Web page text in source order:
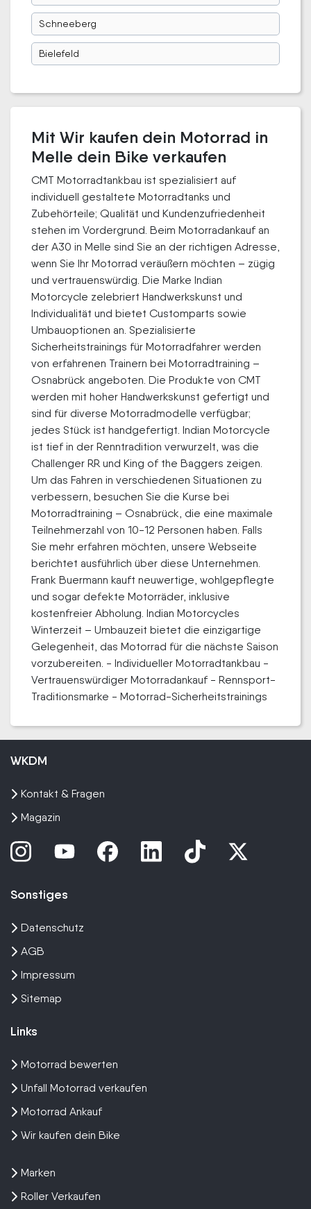
Schneeberg
Bielefeld
Mit Wir kaufen dein Motorrad in
Melle dein Bike verkaufen
CMT Motorradtankbau ist spezialisiert auf
individuell gestaltete Motorradtanks und
Zubehörteile; Qualität und Kundenzufriedenheit
stehen im Vordergrund. Beim Motorradankauf an
der A30 in Melle sind Sie an der richtigen Adresse,
wenn Sie Ihr Motorrad veräußern möchten – zügig
und vertrauenswürdig. Die Marke Indian
Motorcycle zelebriert Handwerkskunst und
Individualität und bietet Customparts sowie
Umbauoptionen an. Spezialisierte
Sicherheitstrainings für Motorradfahrer werden
von erfahrenen Trainern bei Motorradtraining –
Osnabrück angeboten. Die Produkte von CMT
werden mit hoher Handwerkskunst gefertigt und
sind für diverse Motorradmodelle verfügbar;
jedes Stück ist handgefertigt. Indian Motorcycle
ist tief in der Renntradition verwurzelt, was die
Challenger RR und King of the Baggers zeigen.
Um das Fahren in verschiedenen Situationen zu
verbessern, besuchen Sie die Kurse bei
Motorradtraining – Osnabrück, die eine maximale
Teilnehmerzahl von 10-12 Personen haben. Falls
Sie mehr erfahren möchten, unsere Webseite
berichtet ausführlich über diese Unternehmen.
Frank Buermann kauft neuwertige, wohlgepflegte
und sogar defekte Motorräder, inklusive
kostenfreier Abholung. Indian Motorcycles
Winterzeit – Umbauzeit bietet die einzigartige
Gelegenheit, das Motorrad für die nächste Saison
vorzubereiten. - Individueller Motorradtankbau -
Vertrauenswürdiger Motorradankauf - Rennsport-
Traditionsmarke - Motorrad-Sicherheitstrainings
WKDM
Kontakt & Fragen
Magazin
Sonstiges
Datenschutz
AGB
Impressum
Sitemap
Links
Motorrad bewerten
Unfall Motorrad verkaufen
Motorrad Ankauf
Wir kaufen dein Bike
Marken
Roller Verkaufen